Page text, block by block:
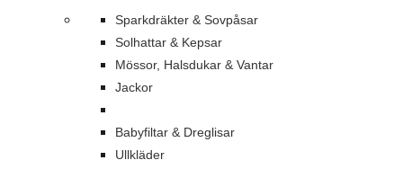
Sparkdräkter & Sovpåsar
Solhattar & Kepsar
Mössor, Halsdukar & Vantar
Jackor
Babyfiltar & Dreglisar
Ullkläder